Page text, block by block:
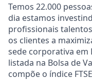
Temos 22.000
dia estamos
profissionais
os clientes a
sede corporativa em
listada na Bolsa de
compõe o índice